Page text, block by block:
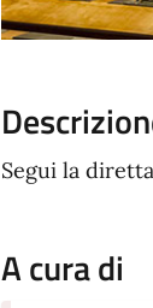
Segui la
A cura di